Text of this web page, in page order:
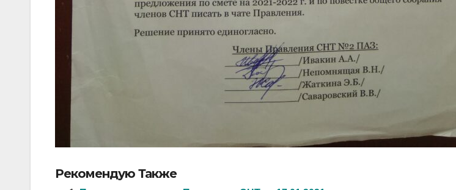
Рекомендую Также